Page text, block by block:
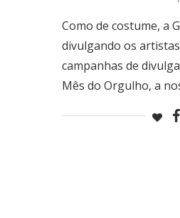
Como de costume, a
divulgando os
campanhas de
Mês do Orgulho, a